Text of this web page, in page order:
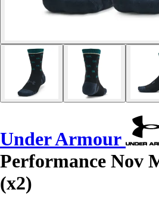
Under Armour
Performance Nov
(x2)